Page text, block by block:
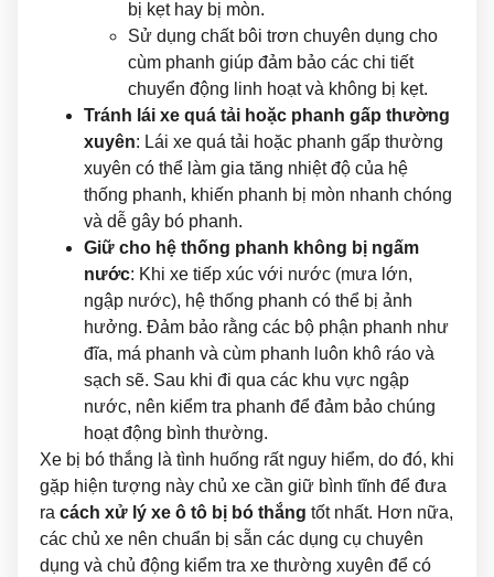
bị kẹt hay bị mòn.
Sử dụng chất bôi trơn chuyên dụng cho
cùm phanh giúp đảm bảo các chi tiết
chuyển động linh hoạt và không bị kẹt.
Tránh lái xe quá tải hoặc phanh gấp thường
xuyên: Lái xe quá tải hoặc phanh gấp thường
xuyên có thể làm gia tăng nhiệt độ của hệ
thống phanh, khiến phanh bị mòn nhanh chóng
và dễ gây bó phanh.
Giữ cho hệ thống phanh không bị ngấm
nước: Khi xe tiếp xúc với nước (mưa lớn,
ngập nước), hệ thống phanh có thể bị ảnh
hưởng. Đảm bảo rằng các bộ phận phanh như
đĩa, má phanh và cùm phanh luôn khô ráo và
sạch sẽ. Sau khi đi qua các khu vực ngập
nước, nên kiểm tra phanh để đảm bảo chúng
hoạt động bình thường.
Xe bị bó thắng là tình huống rất nguy hiểm, do đó, khi
gặp hiện tượng này chủ xe cần giữ bình tĩnh để đưa
ra cách xử lý xe ô tô bị bó thắng tốt nhất. Hơn nữa,
các chủ xe nên chuẩn bị sẵn các dụng cụ chuyên
dụng và chủ động kiểm tra xe thường xuyên để có